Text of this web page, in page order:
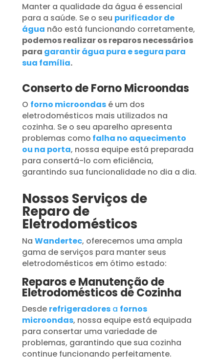
Manter a qualidade da água é essencial
para a saúde. Se o seu purificador de
água não está funcionando corretamente,
podemos realizar os reparos necessários
para garantir água pura e segura para
sua família.
Conserto de Forno Microondas
O forno microondasé um dos
eletrodomésticos mais utilizados na
cozinha. Se o seu aparelho apresenta
problemas como falha no aquecimento
ou na porta, nossa equipe está preparada
para consertá-lo com eficiência,
garantindo sua funcionalidade no dia a dia.
Nossos Serviços de
Reparo de
Eletrodomésticos
Na Wandertec, oferecemos uma ampla
gama de serviços para manter seus
eletrodomésticos em ótimo estado:
Reparos e Manutenção de
Eletrodomésticos de Cozinha
Desde refrigeradoresa fornos
microondas, nossa equipe está equipada
para consertar uma variedade de
problemas, garantindo que sua cozinha
continue funcionando perfeitamente.